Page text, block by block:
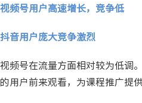
视频号用户高速增长，竞争低
抖音用户庞大竞争激烈
视频号在流量方面相对较为低调
的用户前来观看，为课程推广提